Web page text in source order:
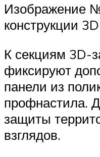
Изображение
конструкции
К секциям 3D-
фиксируют
панели из
профнастила.
защиты
взглядов.